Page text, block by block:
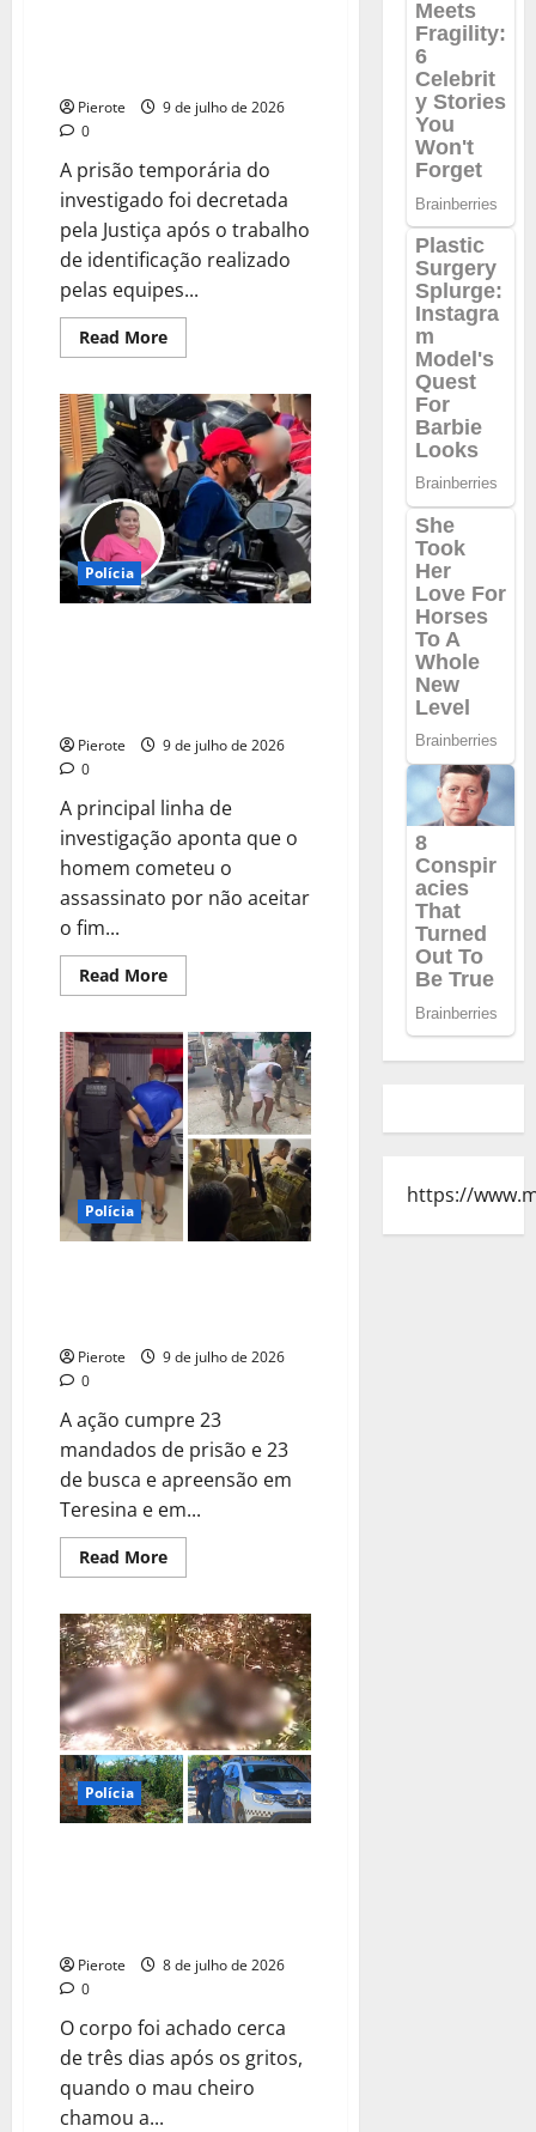
Pierote
9 de julho de 2026
0
A prisão temporária do
investigado foi decretada
pela Justiça após o trabalho
de identificação realizado
pelas equipes...
Read MoreRead
more
Piauiense
suspeito
de
matar
mulher
a
facada
é
preso
na
casa
de
parentes
Polícia
Pierote
9 de julho de 2026
0
A principal linha de
investigação aponta que o
homem cometeu o
assassinato por não aceitar
o fim...
Read MoreRead
more
Mulher
é
morta
a
facadas
por
ex
dentro
de
restaurante
no
CE;
homem
Polícia
Pierote
9 de julho de 2026
0
A ação cumpre 23
mandados de prisão e 23
de busca e apreensão em
Teresina e em...
Read MoreRead
more
Operação
integrada
cumpre
46
mandados
contra
facção
em
Teresina
e
no
MA
Polícia
Pierote
8 de julho de 2026
0
O corpo foi achado cerca
de três dias após os gritos,
quando o mau cheiro
chamou a...
https://